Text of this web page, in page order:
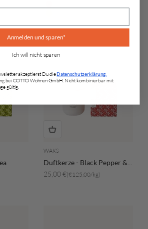
Rot
WAKS
Angebot
25,00 €(€125,00/kg)
Anmelden und sparen*
Ich will nicht sparen
akzeptierst Du dieDatenschutzerklärung.
bei COTTO Wohnen GmbH. Nicht kombinierbar mit
gültig.